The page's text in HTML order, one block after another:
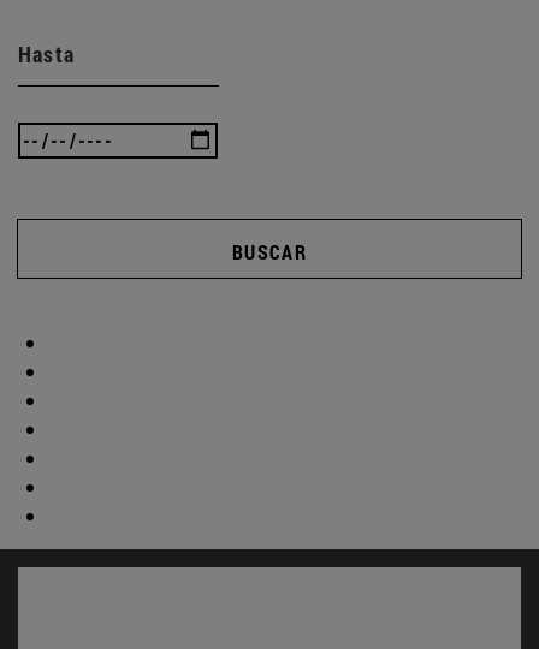
Hasta
BUSCAR